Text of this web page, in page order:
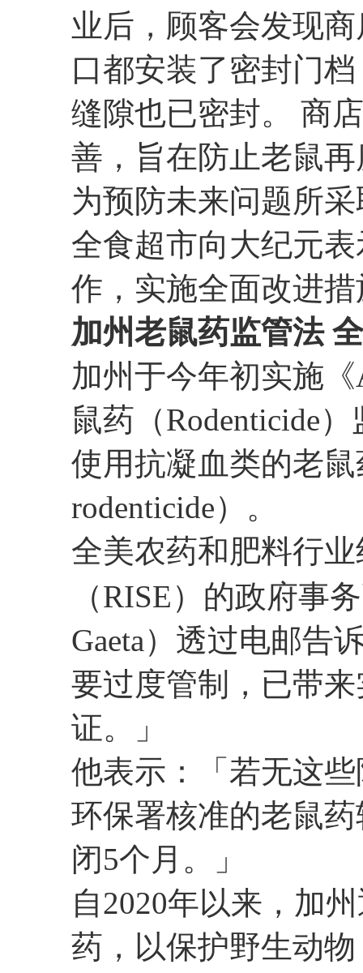
业后，顾客会发现
口都安装了密封门档
缝隙也已密封。 商
善，旨在防止老鼠
为预防未来问题所
全食超市向大纪元
作，实施全面改进
加州老鼠药监管法
加州于今年初实施
鼠药（Rodenticide
使用抗凝血类的老鼠
rodenticide）。
全美农药和肥料行
（RISE）的政府事
Gaeta）透过电邮告
要过度管制，已带
证。」
他表示：「若无这
环保署核准的老鼠
闭5个月。」
自2020年以来，加
药，以保护野生动